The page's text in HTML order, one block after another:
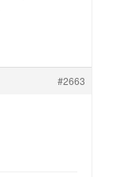
#2663